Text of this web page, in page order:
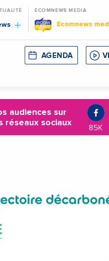
ECOMNEWS MEDIA
Ecomnews med
CORSE MONACO
AGENDA
audiences sur
réseaux sociaux
85K